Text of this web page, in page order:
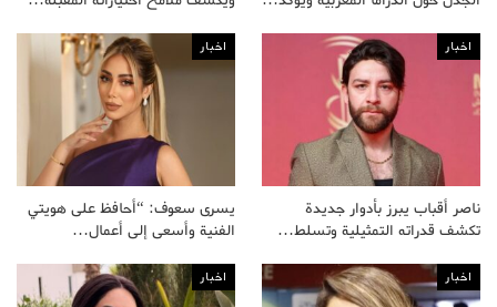
اخبار
ناصر أقباب يبرز بأدوار جديدة
تكشف قدراته التمثيلية وتسلط…
اخبار
يسرى سعوف: “أحافظ على هويتي
الفنية وأسعى إلى أعمال…
اخبار اخبار